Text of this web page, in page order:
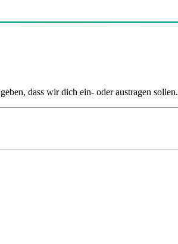
dass wir dich ein- oder austragen sollen.